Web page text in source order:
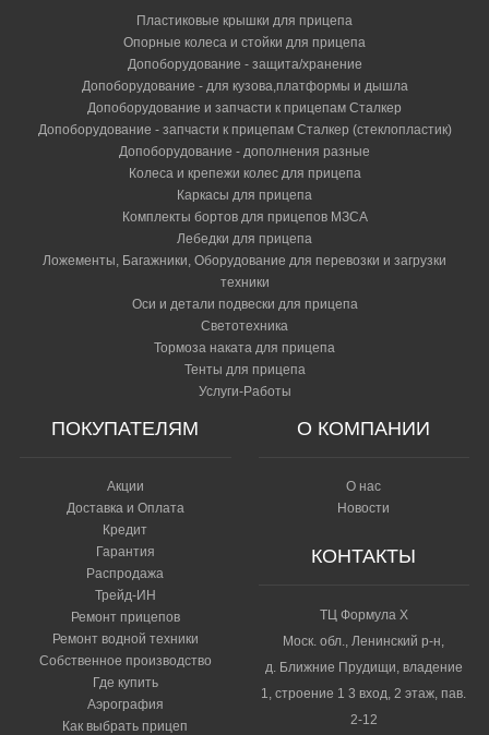
Пластиковые крышки для прицепа
Опорные колеса и стойки для прицепа
Допоборудование - защита/хранение
Допоборудование - для кузова,платформы и дышла
Допоборудование и запчасти к прицепам Сталкер
Допоборудование - запчасти к прицепам Сталкер (стеклопластик)
Допоборудование - дополнения разные
Колеса и крепежи колес для прицепа
Каркасы для прицепа
Комплекты бортов для прицепов МЗСА
Лебедки для прицепа
Ложементы, Багажники, Оборудование для перевозки и загрузки
техники
Оси и детали подвески для прицепа
Светотехника
Тормоза наката для прицепа
Тенты для прицепа
Услуги-Работы
ПОКУПАТЕЛЯМ
Акции
Доставка и Оплата
Кредит
Гарантия
Распродажа
Трейд-ИН
Ремонт прицепов
Ремонт водной техники
Собственное производство
Где купить
Аэрография
Как выбрать прицеп
О КОМПАНИИ
О нас
Новости
КОНТАКТЫ
ТЦ Формула Х
Моск. обл., Ленинский р-н,
д. Ближние Прудищи, владение
1, строение 1 3 вход, 2 этаж, пав.
2-12